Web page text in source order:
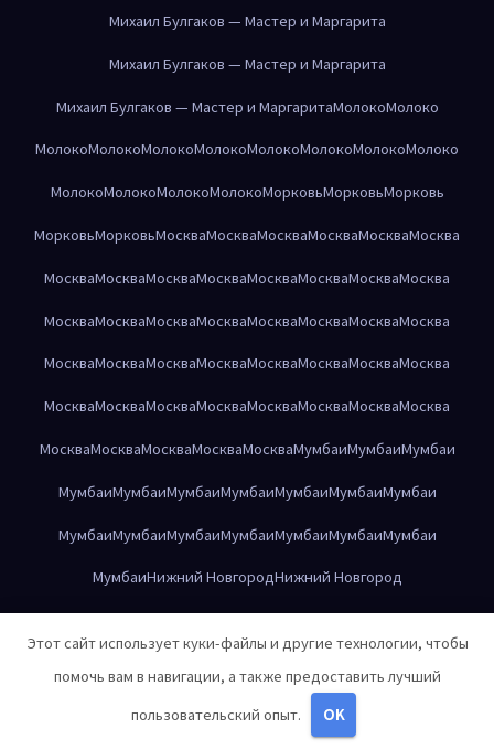
Михаил Булгаков — Мастер и Маргарита
Михаил Булгаков — Мастер и Маргарита
Михаил Булгаков — Мастер и МаргаритаМолокоМолоко
МолокоМолокоМолокоМолокоМолокоМолокоМолокоМолоко
МолокоМолокоМолокоМолокоМорковьМорковьМорковь
МорковьМорковьМоскваМоскваМоскваМоскваМоскваМосква
МоскваМоскваМоскваМоскваМоскваМоскваМоскваМосква
МоскваМоскваМоскваМоскваМоскваМоскваМоскваМосква
МоскваМоскваМоскваМоскваМоскваМоскваМоскваМосква
МоскваМоскваМоскваМоскваМоскваМоскваМоскваМосква
МоскваМоскваМоскваМоскваМоскваМумбаиМумбаиМумбаи
МумбаиМумбаиМумбаиМумбаиМумбаиМумбаиМумбаи
МумбаиМумбаиМумбаиМумбаиМумбаиМумбаиМумбаи
МумбаиНижний НовгородНижний Новгород
Нижний НовгородНижний НовгородНижний Новгород
Нижний Новгород Нижний Новгород
Этот сайт использует куки-файлы и другие технологии, чтобы
помочь вам в навигации, а также предоставить лучший
пользовательский опыт.
OK